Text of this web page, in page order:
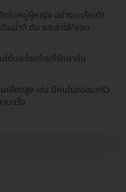
ตในหมู่ผู้หญิง อย่างมะเร็งเต้า
นน้ำดี ตับ และลำไส้/ปอด
ด้และโรคร้ายที่รักษาทัน
เสี่ยงสูง เช่น มีคนในครอบครัว
ะเร็ง